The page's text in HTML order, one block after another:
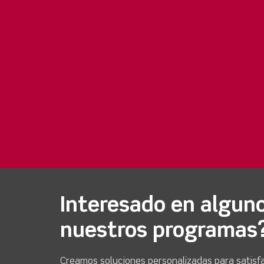
Interesado en
nuestros
Creamos soluciones personalizadas para